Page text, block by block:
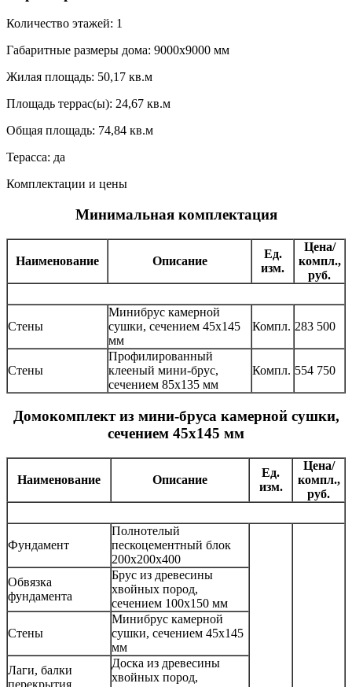
Количество этажей: 1
Габаритные размеры дома: 9000х9000 мм
Жилая площадь: 50,17 кв.м
Площадь террас(ы): 24,67 кв.м
Общая площадь: 74,84 кв.м
Терасса: да
Комплектации и цены
Минимальная комплектация
Наименование Описание
Ед.
изм.
Цена/
компл.,
руб.
Стены
Минибрус камерной
сушки, сечением 45х145
мм
Компл. 283 500
Стены
Профилированный
клееный мини-брус,
сечением 85х135 мм
Компл. 554 750
Домокомплект из мини-бруса камерной сушки,
сечением 45х145 мм
Наименование Описание
Ед.
изм.
Цена/
компл.,
руб.
Фундамент
Полнотелый
пескоцементный блок
200х200х400
Обвязка
фундамента
Брус из древесины
хвойных пород,
сечением 100х150 мм
Стены
Минибрус камерной
сушки, сечением 45х145
мм
Лаги, балки
Доска из древесины
хвойных пород,